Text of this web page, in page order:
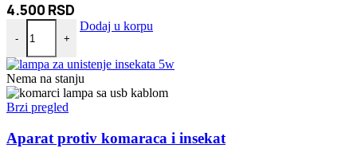
4.500 RSD
-
Aku pištolj za pranje čišćenje i tuširanje prskalica 48w količina
+
Dodaj u korpu
Nema na stanju
Brzi pregled
Aparat protiv komaraca i insekat